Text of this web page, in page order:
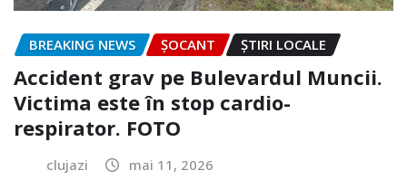
BREAKING NEWS ȘOCANT ȘTIRI LOCALE
Accident grav pe Bulevardul Muncii.
Victima este în stop cardio-
respirator. FOTO
clujazi mai 11, 2026